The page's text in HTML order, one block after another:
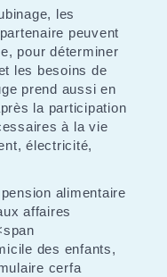
les
peuvent
pour déterminer
les besoins de
prend aussi en
la participation
à la vie
électricité,
alimentaire
affaires
des enfants,
cerfa